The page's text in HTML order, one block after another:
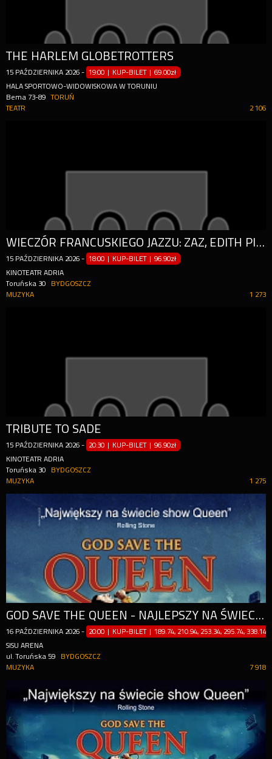
THE HARLEM GLOBETROTTERS
15 PAŹDZIERNIKA 2026 - 19:00 | KUP-BILET |69.00zł
HALA SPORTOWO-WIDOWISKOWA W TORUNIU
Bema 73-89
TORUŃ
2 106
TEATR
WIECZÓR FRANCUSKIEGO JAZZU: ZAZ, EDITH PIAF I INNE IKONY
15 PAŹDZIERNIKA 2026 - 18:00 | KUP-BILET |96.90zł
KINOTEATR ADRIA
Toruńska 30
BYDGOSZCZ
1 273
MUZYKA
TRIBUTE TO SADE
15 PAŹDZIERNIKA 2026 - 20:30 | KUP-BILET |96.90zł
KINOTEATR ADRIA
Toruńska 30
BYDGOSZCZ
1 275
MUZYKA
GOD SAVE THE QUEEN - NAJLEPSZY NA ŚWIECIE SHOW QUEEN WG ROLLING STONE.
16 PAŹDZIERNIKA 2026 - 20:00 | KUP-BILET |189.74, 210.94, 253.34, 295.74, 338.14zł
SISU ARENA
ul. Toruńska 59
BYDGOSZCZ
7 918
MUZYKA